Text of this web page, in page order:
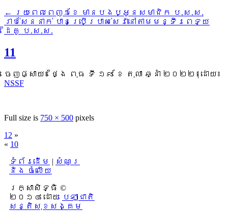
←
រយៈពេលពេញ១ខែ មានបងប្អូនសមាជិក ប.ស.ស.
រាប់សែននាក់ បានប្រើប្រាស់សេវានៅតាមមន្ទីរពេទ្យ
ដៃគូ ប.ស.ស.
11
ចេញផ្សាយ៖ ថ្ងៃ ពុធ ទី ១៩ ខែ តុលា ឆ្នាំ ២០២២ | ដោយ៖
NSSF
Full size is 750 × 500 pixels
12 »
« 10
ទំព័រដើម | សំណួរ
និង ចំលើយ
រក្សាសិទ្ធិ ©
២០១៤ ដោយ​ បេឡាជាតិ
សន្តិសុខសង្គម